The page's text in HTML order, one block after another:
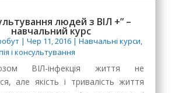
людей з ВІЛ +” –
навчальний курс
| Чер 11, 2016| Навчальні курси,
і консультування
ВІЛ-інфекція життя не
але якість і тривалість життя